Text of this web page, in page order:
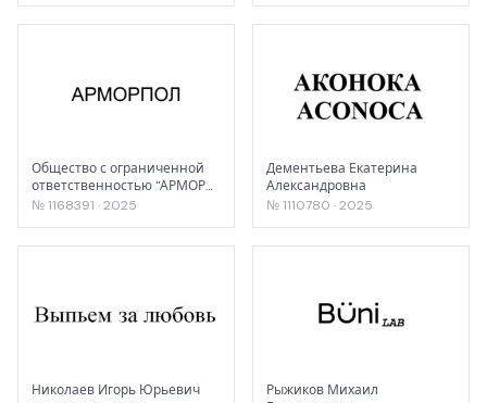
Общество с ограниченной
ответственностью "АРМОР
КОМПОЗИТ"
№ 1168391 · 2025
Дементьева Екатерина
Александровна
№ 1110780 · 2025
Николаев Игорь Юрьевич
Рыжиков Михаил